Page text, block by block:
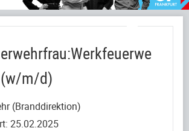
m/d)
(Branddirektion)
25.02.2025